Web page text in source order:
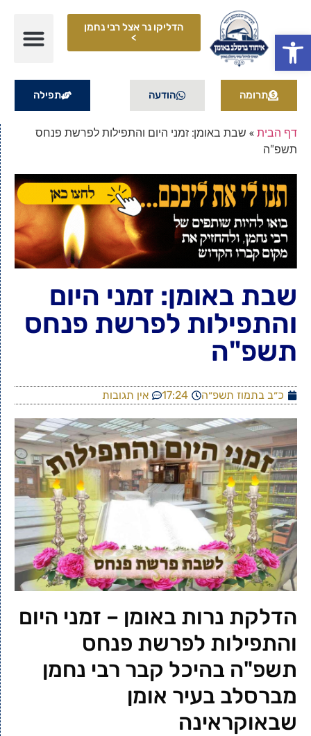
פתח סרגל נגישות
הדליקו נר אצל רבי נחמן
>
תרומה הודעה תפילה
דף הבית» שבת באומן: זמני היום והתפילות לפרשת פנחס
תשפ"ה
שבת באומן: זמני היום
והתפילות לפרשת פנחס
תשפ"ה
כ״ב בתמוז תשפ״ה 17:24 אין תגובות
הדלקת נרות באומן – זמני היום
והתפילות לפרשת פנחס
תשפ"ה בהיכל קבר רבי נחמן
מברסלב בעיר אומן
שבאוקראינה